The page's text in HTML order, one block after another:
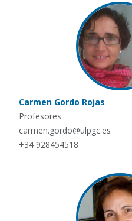
Carmen Gordo Rojas
Profesores
carmen.gordo@ulpgc.es
+34 928454518